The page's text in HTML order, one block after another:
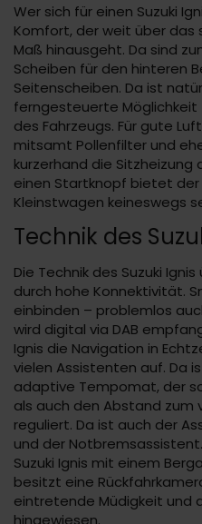
Wer sich für einen Suzuki
Komfort, der weit über das
Maß hinausgeht. Da sind
Scheiben für den hinteren
Seitenscheiben. Da ist
ferngesteuerte Möglichkeit
des Fahrzeugs. Für gute
mitsamt Pollenfilter und
kurzerhand die Sitzheizung
einen Startknopf bietet der
Kleinstwagen keineswegs
Technik des
Die Technik des Suzuki
durch hohe Konnektivität.
einbinden – problemlos
wird digital via DAB
Ignis die Navigation in
vielen Assistenten auf. Da
adaptive Tempomat, der
als auch den Abstand zum
reguliert. Da ist auch der
und der
Suzuki Ignis mit einem
besitzt eine
eintretende Müdigkeit und
hingewiesen.